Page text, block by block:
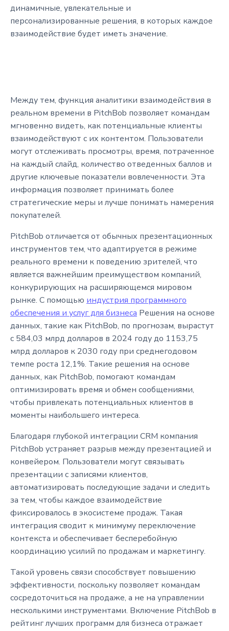
динамичные, увлекательные и
персонализированные решения, в которых каждое
взаимодействие будет иметь значение.
Между тем, функция аналитики взаимодействия в
реальном времени в PitchBob позволяет командам
мгновенно видеть, как потенциальные клиенты
взаимодействуют с их контентом. Пользователи
могут отслеживать просмотры, время, потраченное
на каждый слайд, количество отведенных баллов и
другие ключевые показатели вовлеченности. Эта
информация позволяет принимать более
стратегические меры и лучше понимать намерения
покупателей.
PitchBob отличается от обычных презентационных
инструментов тем, что адаптируется в режиме
реального времени к поведению зрителей, что
является важнейшим преимуществом компаний,
конкурирующих на расширяющемся мировом
рынке. С помощью индустрия программного
обеспечения и услуг для бизнеса Решения на основе
данных, такие как PitchBob, по прогнозам, вырастут
с 584,03 млрд долларов в 2024 году до 1153,75
млрд долларов к 2030 году при среднегодовом
темпе роста 12,1%. Такие решения на основе
данных, как PitchBob, помогают командам
оптимизировать время и обмен сообщениями,
чтобы привлекать потенциальных клиентов в
моменты наибольшего интереса.
Благодаря глубокой интеграции CRM компания
PitchBob устраняет разрыв между презентацией и
конвейером. Пользователи могут связывать
презентации с записями клиентов,
автоматизировать последующие задачи и следить
за тем, чтобы каждое взаимодействие
фиксировалось в экосистеме продаж. Такая
интеграция сводит к минимуму переключение
контекста и обеспечивает бесперебойную
координацию усилий по продажам и маркетингу.
Такой уровень связи способствует повышению
эффективности, поскольку позволяет командам
сосредоточиться на продаже, а не на управлении
несколькими инструментами. Включение PitchBob в
рейтинг лучших программ для бизнеса отражает